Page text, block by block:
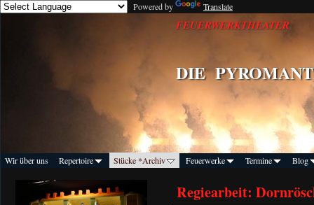
Powered by Translate
DIE
FEUERWERKTHEATER
Wir über uns Repertoire Stücke *Archiv Feuerwerke Termine Blog
Regiearbeit: